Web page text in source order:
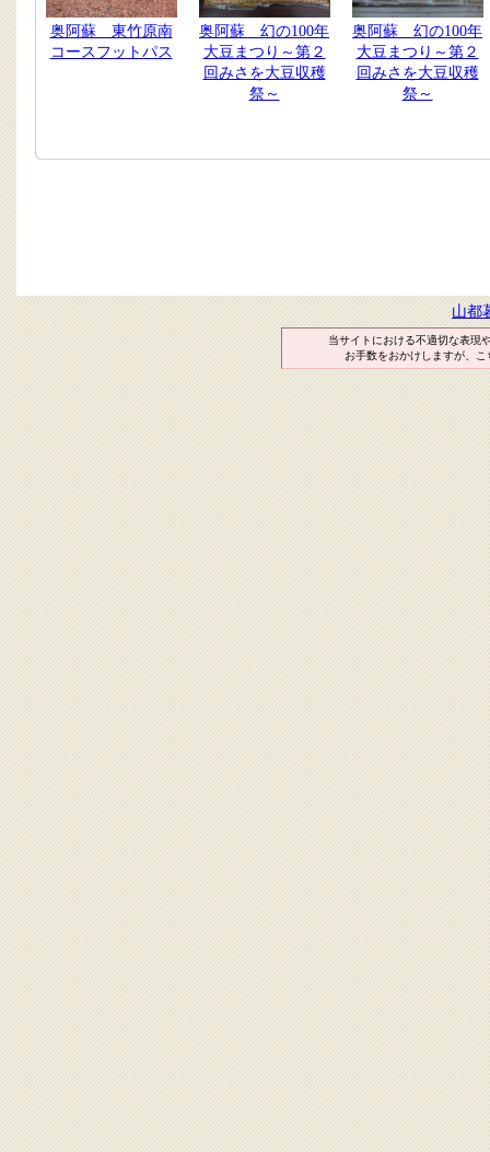
奥阿蘇 東竹原南
コースフットパス
奥阿蘇 幻の100年
大豆まつり～第２
回みさを大豆収穫
祭～
奥阿蘇 幻の100年
大豆まつり～第２
回みさを大豆収穫
祭～
山都
当サイトにおける不適切な表現
お手数をおかけしますが、こ